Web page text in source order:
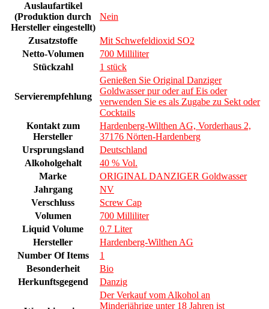
Auslaufartikel
(Produktion durch
Hersteller eingestellt)
Nein
Zusatzstoffe
Mit Schwefeldioxid SO2
Netto-Volumen
700 Milliliter
Stückzahl
1 stück
Servierempfehlung
Genießen Sie Original Danziger
Goldwasser pur oder auf Eis oder
verwenden Sie es als Zugabe zu Sekt oder
Cocktails
Kontakt zum
Hersteller
Hardenberg-Wilthen AG, Vorderhaus 2,
37176 Nörten-Hardenberg
Ursprungsland
Deutschland
Alkoholgehalt
40 % Vol.
Marke
ORIGINAL DANZIGER Goldwasser
Jahrgang
NV
Verschluss
Screw Cap
Volumen
700 Milliliter
Liquid Volume
0.7 Liter
Hersteller
Hardenberg-Wilthen AG
Number Of Items
1
Besonderheit
Bio
Herkunftsgegend
Danzig
Der Verkauf vom Alkohol an
Minderjährige unter 18 Jahren ist